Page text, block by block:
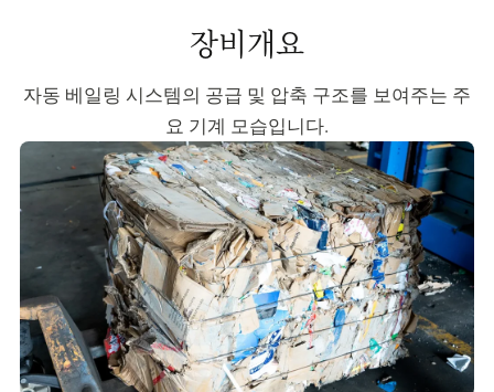
장비개요
자동 베일링 시스템의 공급 및 압축 구조를 보여주는 주
요 기계 모습입니다.